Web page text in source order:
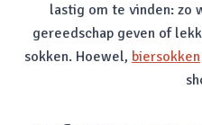
lastig om te vinden: zo
gereedschap geven of
sokken. Hoewel, biersokken